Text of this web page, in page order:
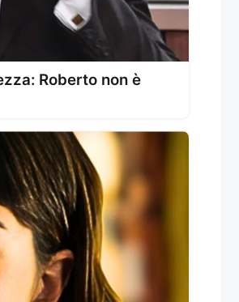
Roberto non è